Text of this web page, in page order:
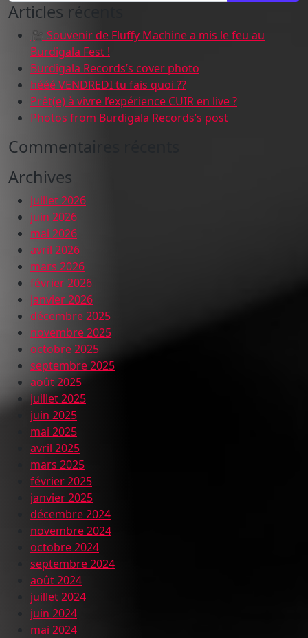
Articles récents
🎥 Souvenir de Fluffy Machine a mis le feu au
Burdigala Fest !
Burdigala Records’s cover photo
hééé VENDREDI tu fais quoi ??
Prêt(e) à vivre l’expérience CUIR en live ?
Photos from Burdigala Records’s post
Commentaires récents
Archives
juillet 2026
juin 2026
mai 2026
avril 2026
mars 2026
février 2026
janvier 2026
décembre 2025
novembre 2025
octobre 2025
septembre 2025
août 2025
juillet 2025
juin 2025
mai 2025
avril 2025
mars 2025
février 2025
janvier 2025
décembre 2024
novembre 2024
octobre 2024
septembre 2024
août 2024
juillet 2024
juin 2024
mai 2024